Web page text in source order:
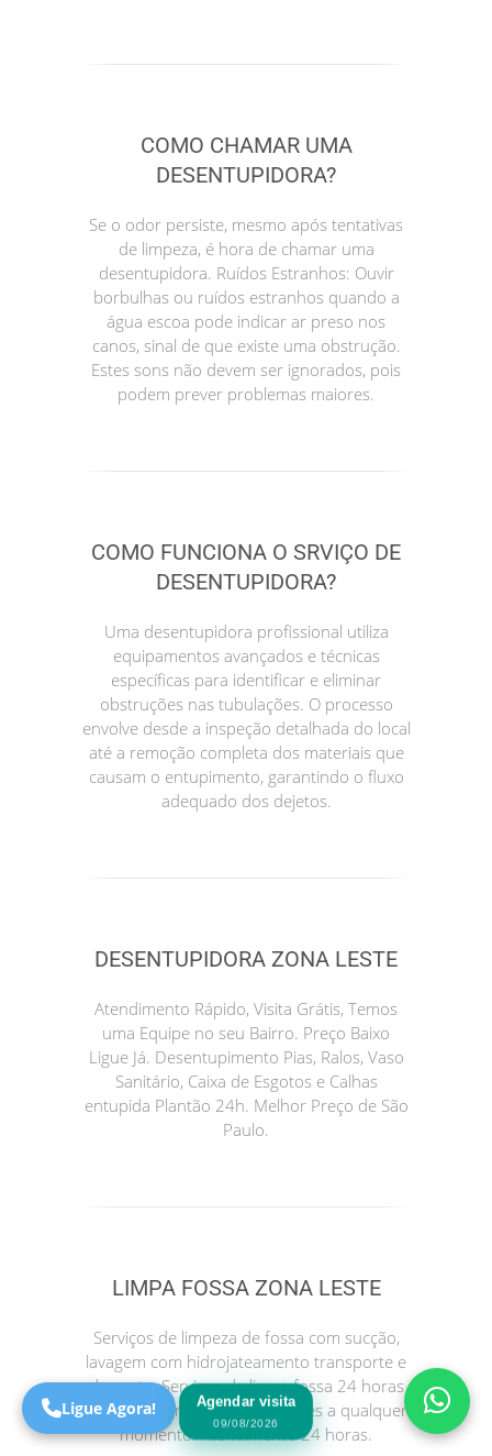
COMO CHAMAR UMA
DESENTUPIDORA?
Se o odor persiste, mesmo após tentativas
de limpeza, é hora de chamar uma
desentupidora. Ruídos Estranhos: Ouvir
borbulhas ou ruídos estranhos quando a
água escoa pode indicar ar preso nos
canos, sinal de que existe uma obstrução.
Estes sons não devem ser ignorados, pois
podem prever problemas maiores.
COMO FUNCIONA O SRVIÇO DE
DESENTUPIDORA?
Uma desentupidora profissional utiliza
equipamentos avançados e técnicas
específicas para identificar e eliminar
obstruções nas tubulações. O processo
envolve desde a inspeção detalhada do local
até a remoção completa dos materiais que
causam o entupimento, garantindo o fluxo
adequado dos dejetos.
DESENTUPIDORA ZONA LESTE
Atendimento Rápido, Visita Grátis, Temos
uma Equipe no seu Bairro. Preço Baixo
Ligue Já. Desentupimento Pias, Ralos, Vaso
Sanitário, Caixa de Esgotos e Calhas
entupida Plantão 24h. Melhor Preço de São
Paulo.
LIMPA FOSSA ZONA LESTE
Serviços de limpeza de fossa com sucção,
lavagem com hidrojateamento transporte e
descarte. Serviços de limpa fossa 24 horas
para atender suas necessidades a qualquer
momento. Atendimento 24 horas.
Agendar visita
09/08/2026
São Paulo! Precisa de
Ligue Agora!